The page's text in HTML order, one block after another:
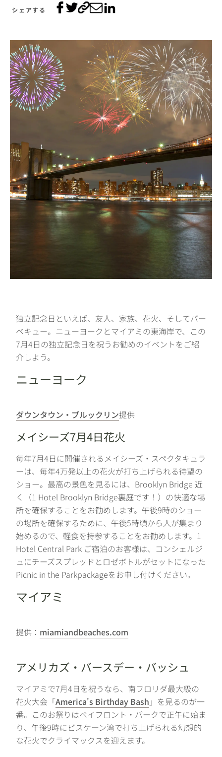
シェアする
独立記念日といえば、友人、家族、花火、そしてバー
ベキュー。ニューヨークとマイアミの東海岸で、この
7月4日の独立記念日を祝うお勧めのイベントをご紹
介しよう。
ニューヨーク
ダウンタウン・ブルックリン提供
メイシーズ7月4日花火
毎年7月4日に開催されるメイシーズ・スペクタキュラ
ーは、毎年4万発以上の花火が打ち上げられる待望の
ショー。最高の景色を見るには、Brooklyn Bridge 近
く（1 Hotel Brooklyn Bridge裏庭です！）の快適な場
所を確保することをお勧めします。午後9時のショー
の場所を確保するために、午後5時頃から人が集まり
始めるので、軽食を持参することをお勧めします。1
Hotel Central Park ご宿泊のお客様は、コンシェルジ
ュにチーズスプレッドとロゼボトルがセットになった
Picnic in the Parkpackageをお申し付けください。
マイアミ
提供： miamiandbeaches.com
アメリカズ・バースデー・バッシュ
マイアミで7月4日を祝うなら、南フロリダ最大級の
花火大会「America's Birthday Bash 」を見るのが一
番。このお祭りはベイフロント・パークで正午に始ま
り、午後9時にビスケーン湾で打ち上げられる幻想的
な花火でクライマックスを迎えます。